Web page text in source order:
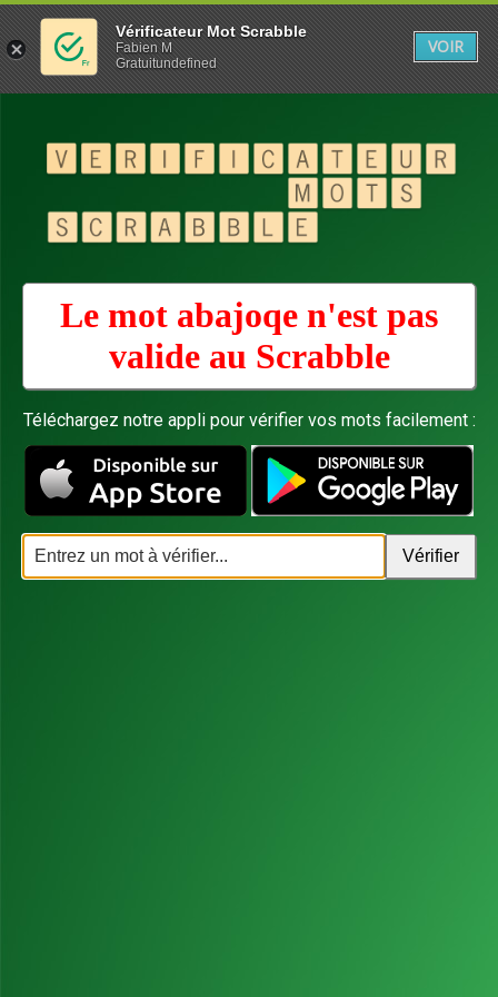
Le mot abajoqe n'est pas
valide au Scrabble
Téléchargez notre appli pour vérifier vos mots facilement :
Vérificateur Mot Scrabble
Fabien M
Gratuitundefined
VOIR